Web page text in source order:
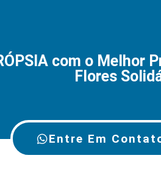
com o
Flores
Entre Em